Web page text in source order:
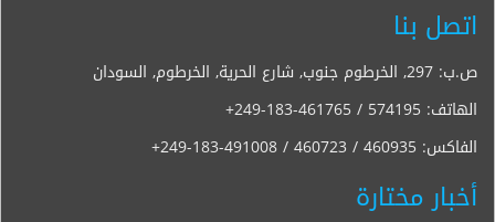
اتصل بنا
ص.ب: 297, الخرطوم جنوب, شارع الحرية, الخرطوم, السودان
الهاتف: +249-183-461765 / 574195
الفاكس: +249-183-491008 / 460723 / 460935
أخبار مختارة